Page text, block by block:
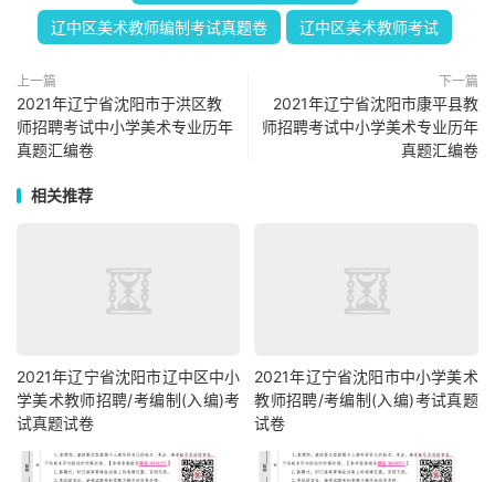
辽中区美术教师编制考试真题卷 辽中区美术教师考试
上一篇
2021年辽宁省沈阳市于洪区教
师招聘考试中小学美术专业历年
真题汇编卷
下一篇
2021年辽宁省沈阳市康平县教
师招聘考试中小学美术专业历年
真题汇编卷
相关推荐
2021年辽宁省沈阳市辽中区中小
学美术教师招聘/考编制(入编)考
试真题试卷
2021年辽宁省沈阳市中小学美术
教师招聘/考编制(入编)考试真题
试卷